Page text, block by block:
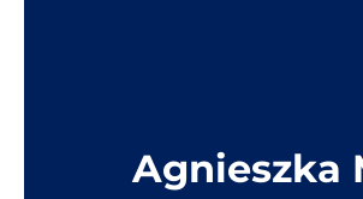
Agnieszka